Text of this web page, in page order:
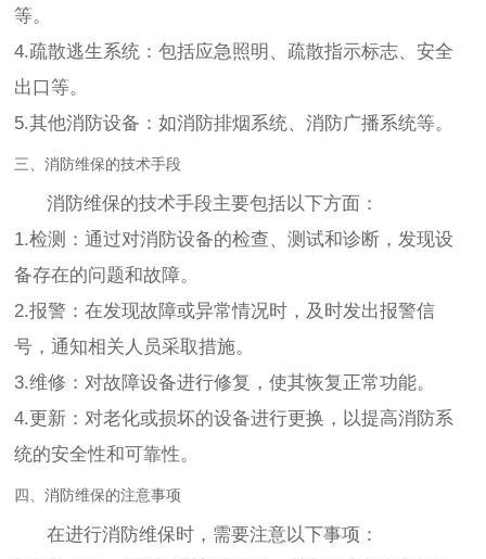
等。
4.疏散逃生系统：包括应急照明、疏散指示标志、安全
出口等。
5.其他消防设备：如消防排烟系统、消防广播系统等。
三、消防维保的技术手段
消防维保的技术手段主要包括以下方面：
1.检测：通过对消防设备的检查、测试和诊断，发现设
备存在的问题和故障。
2.报警：在发现故障或异常情况时，及时发出报警信
号，通知相关人员采取措施。
3.维修：对故障设备进行修复，使其恢复正常功能。
4.更新：对老化或损坏的设备进行更换，以提高消防系
统的安全性和可靠性。
四、消防维保的注意事项
在进行消防维保时，需要注意以下事项：